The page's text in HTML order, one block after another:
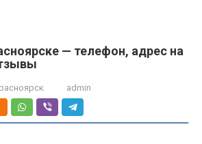
— телефон, адрес на
admin